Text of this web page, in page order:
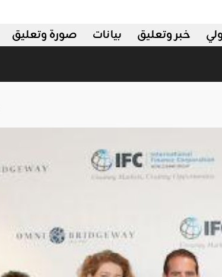
صورة وتعليق بيانات خبر وتعليق